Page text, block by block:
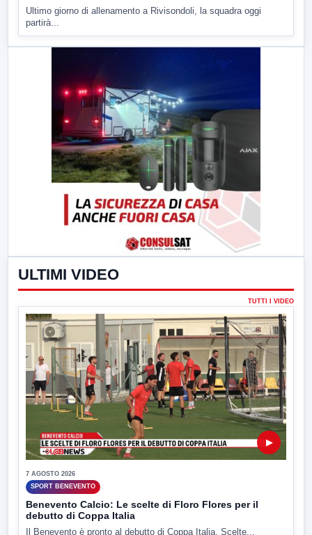
Ultimo giorno di allenamento a Rivisondoli, la squadra oggi
partirà...
ULTIMI VIDEO
TUTTI I VIDEO
▶
7 AGOSTO 2026
SPORT BENEVENTO
Benevento Calcio: Le scelte di Floro Flores per il
debutto di Coppa Italia
Il Benevento è pronto al debutto di Coppa Italia. Scelte...